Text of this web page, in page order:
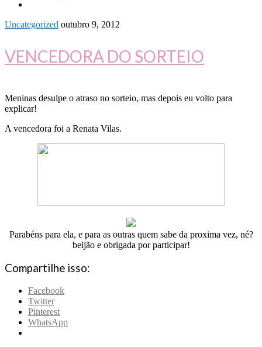
Uncategorized outubro 9, 2012
VENCEDORA DO SORTEIO
Meninas desulpe o atraso no sorteio, mas depois eu volto para
explicar!
A vencedora foi a Renata Vilas.
Parabéns para ela, e para as outras quem sabe da proxima vez, né?
beijão e obrigada por participar!
Compartilhe isso:
Facebook
Twitter
Pinterest
WhatsApp